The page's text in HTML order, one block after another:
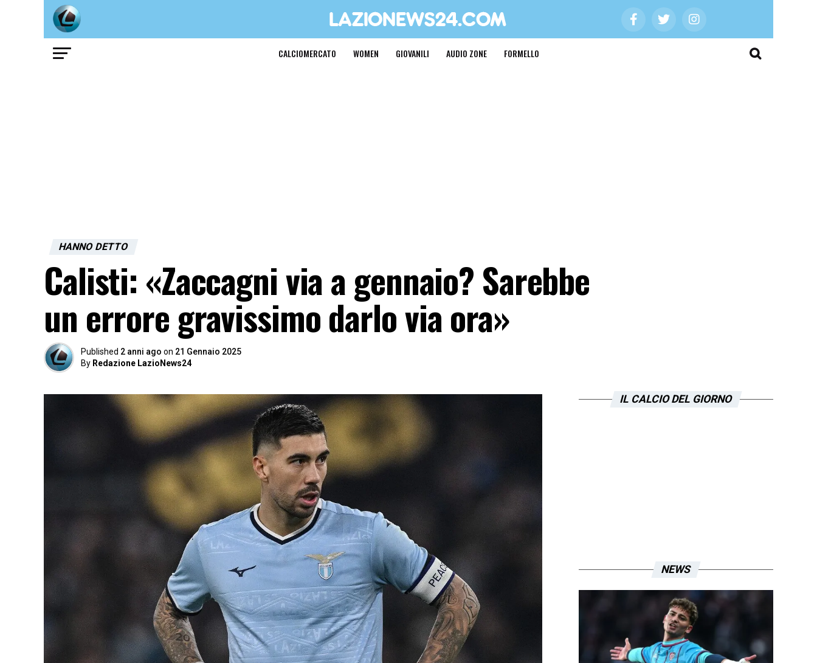
CALCIOMERCATO WOMEN GIOVANILI AUDIO ZONE FORMELLO
HANNO DETTO
Calisti: «Zaccagni via a gennaio? Sarebbe
un errore gravissimo darlo via ora»
Published 2 anni ago on 21 Gennaio 2025
By Redazione LazioNews24
IL CALCIO DEL GIORNO
NEWS